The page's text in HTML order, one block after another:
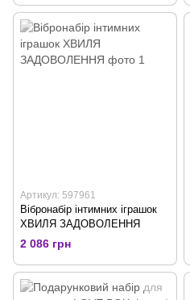
Артикул: 597961
Вібронабір інтимних іграшок
ХВИЛЯ ЗАДОВОЛЕННЯ
2 086 грн